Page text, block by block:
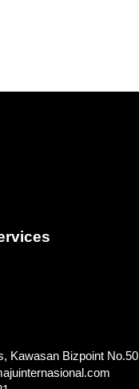
Kawasan Bizpoint No.50